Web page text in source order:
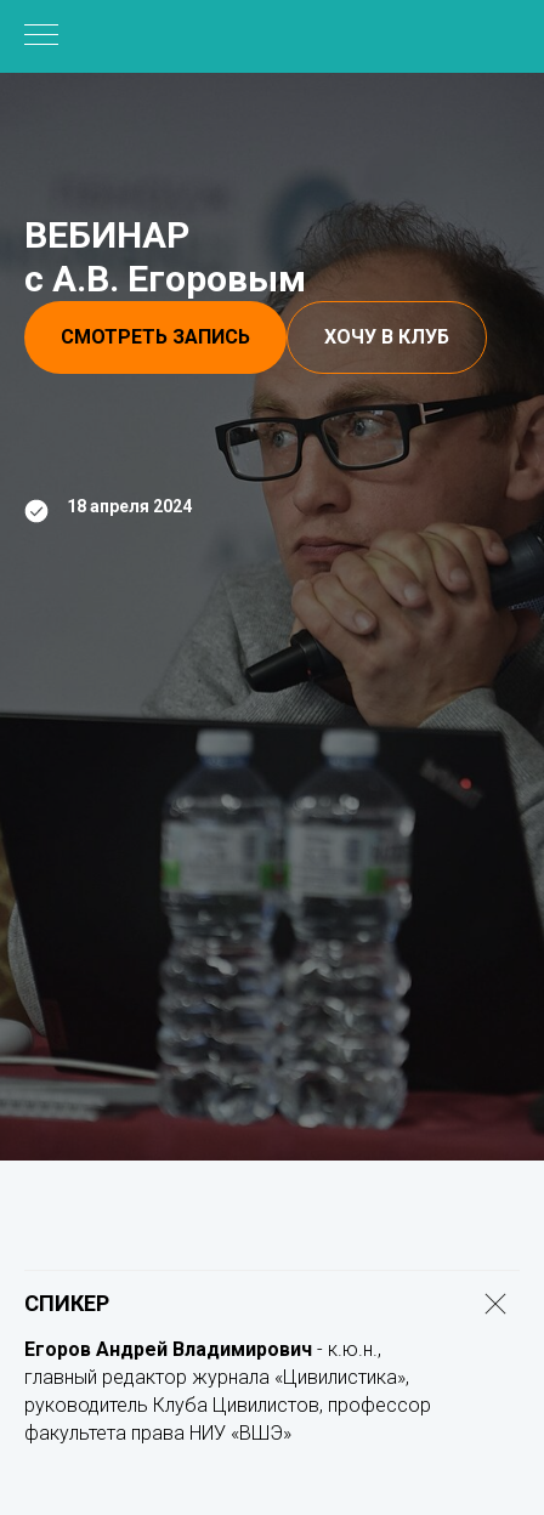
ВЕБИНАР
с А.В. Егоровым
СМОТРЕТЬ ЗАПИСЬ ХОЧУ В КЛУБ
18 апреля 2024
СПИКЕР
Егоров Андрей Владимирович - к.ю.н.,
главный редактор журнала «Цивилистика»,
руководитель Клуба Цивилистов, профессор
факультета права НИУ «ВШЭ»